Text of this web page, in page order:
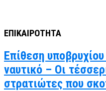
ΕΠΙΚΑΙΡΟΤΗΤΑ
Επίθεση
ναυτικό – Οι
στρατιώτες που